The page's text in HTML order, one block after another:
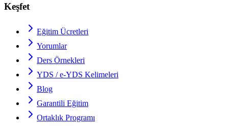
Keşfet
Eğitim Ücretleri
Yorumlar
Ders Örnekleri
YDS / e-YDS Kelimeleri
Blog
Garantili Eğitim
Ortaklık Programı